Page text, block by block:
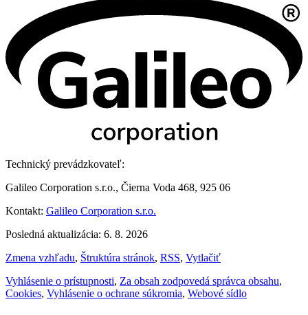
Technický prevádzkovateľ:
Galileo Corporation s.r.o., Čierna Voda 468, 925 06
Kontakt: Galileo Corporation s.r.o.
Posledná aktualizácia: 6. 8. 2026
Zmena vzhľadu, Štruktúra stránok, RSS, Vytlačiť
Vyhlásenie o prístupnosti, Za obsah zodpovedá správca obsahu,
Cookies, Vyhlásenie o ochrane súkromia, Webové sídlo